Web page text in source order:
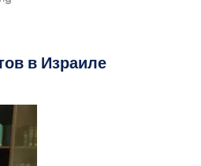
в Израиле